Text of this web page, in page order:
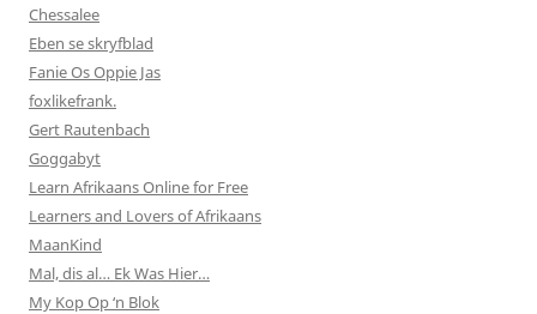
Chessalee
Eben se skryfblad
Fanie Os Oppie Jas
foxlikefrank.
Gert Rautenbach
Goggabyt
Learn Afrikaans Online for Free
Learners and Lovers of Afrikaans
MaanKind
Mal, dis al… Ek Was Hier…
My Kop Op ‘n Blok